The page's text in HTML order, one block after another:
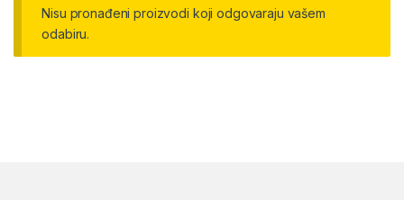
Nisu pronađeni proizvodi koji odgovaraju vašem
odabiru.